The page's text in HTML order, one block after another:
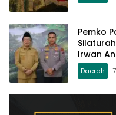
Pemko
Irwan
Daerah